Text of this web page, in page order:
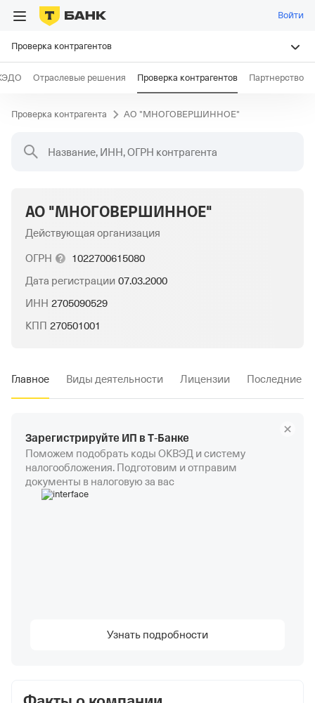
Войти
Проверка контрагентов
Отраслевые решения Проверка контрагентов Партнерство
Проверка контрагента АО "МНОГОВЕРШИННОЕ"
Название, ИНН, ОГРН контрагента
АО "МНОГОВЕРШИННОЕ"
Действующая организация
ОГРН
1022700615080
Дата регистрации 07.03.2000
ИНН 2705090529
КПП 270501001
Главное Виды деятельности Лицензии Последние
Зарегистрируйте ИП в Т‑Банке
Поможем подобрать коды ОКВЭД и систему
налогообложения. Подготовим и отправим
документы в налоговую за вас
Узнать подробности